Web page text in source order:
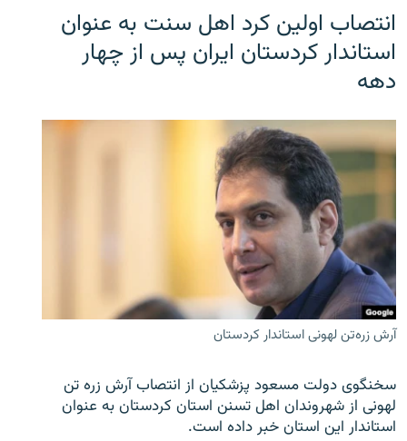
انتصاب اولین کرد اهل سنت به عنوان
استاندار کردستان ایران پس از چهار
دهه
آرش زره‌تن لهونی استاندار کردستان
سخنگوی دولت مسعود پزشکیان از انتصاب آرش زره تن
لهونی از شهروندان اهل تسنن استان کردستان به عنوان
استاندار این استان خبر داده است.